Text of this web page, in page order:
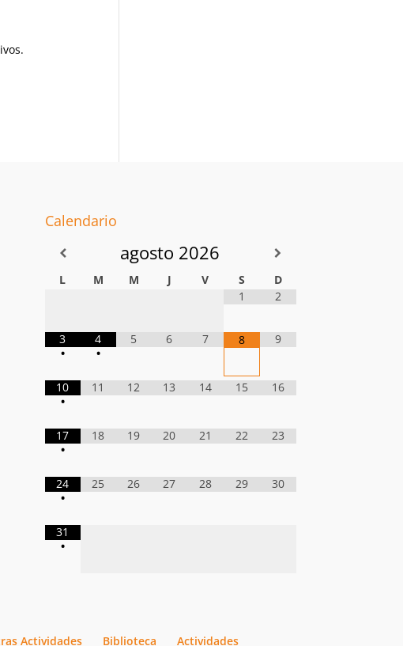
Calendario
agosto 2026
L M M J V S
D
1
2
3
•
4
•
5 6 7 8 9
10
•
11 12 13 14 15 16
17
•
18 19 20 21 22 23
24
•
25 26 27 28 29 30
31
•
Actividades Biblioteca Actividades